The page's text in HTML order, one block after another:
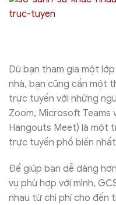
Dù bạn tham gia một
nhà, bạn cũng cần một
trực tuyến với những
Zoom, Microsoft Teams
Hangouts Meet) là một
trực tuyến phổ biến nhất
Để giúp bạn dễ dàng
vụ phù hợp với mình,
nhau từ chi phí cho đến